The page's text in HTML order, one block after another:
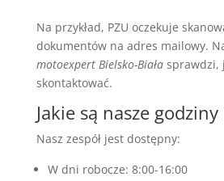
Na przykład, PZU oczekuje
dokumentów na adres mailowy.
motoexpert Bielsko-Białasprawdzi,
skontaktować.
Jakie są nasze godziny
Nasz zespół jest dostępny:
W dni robocze: 8:00-16:00